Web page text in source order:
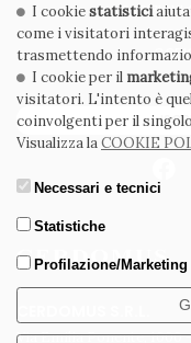
Via Emilia Ponente, 1000
CONDIZIONI
I cookiestatistici
come i visitatori
trasmettendo
I cookie per il
visitatori. L'intento è
coinvolgenti per il
Visualizza laCOOKIE
Necessari e tecnici
Statistiche
Profilazione/Marketing